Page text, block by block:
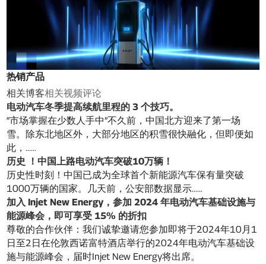
热销产品
相关博客相关视频评论
电动汽车冬季提高续航里程的 3 个技巧。
“市场掌握在少数人手中”不久前，中国北方迎来了第一场
雪。除东北地区外，大部分地区的积雪很快融化，但即便如
此，……
历史 ！中国上路电动汽车突破10万辆！
历史性时刻！中国已成为全球首个新能源汽车保有量突破
1000万辆的国家。几天前，公安部数据显示……
加入 Injet New Energy，参加 2024 年电动汽车基础设施与
能源峰会，即可享受 15% 的折扣
尊敬的合作伙伴：我们诚挚邀请您参加即将于2024年10月1
日至2日在伦敦西诺富特酒店举行的2024年电动汽车基础设
施与能源峰会，届时Injet New Energy将出席。